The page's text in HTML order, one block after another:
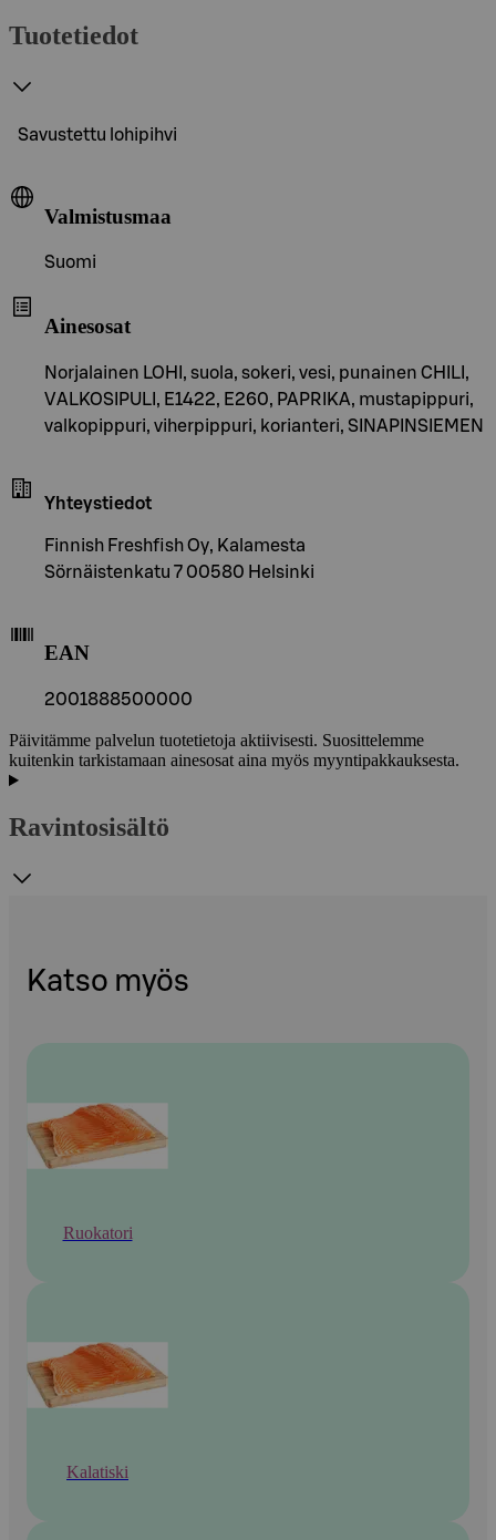
Tuotetiedot
Savustettu lohipihvi
Valmistusmaa
Suomi
Ainesosat
Norjalainen LOHI, suola, sokeri, vesi, punainen CHILI,
VALKOSIPULI, E1422, E260, PAPRIKA, mustapippuri,
valkopippuri, viherpippuri, korianteri, SINAPINSIEMEN
Yhteystiedot
Finnish Freshfish Oy, Kalamesta
Sörnäistenkatu 7 00580 Helsinki
EAN
2001888500000
Päivitämme palvelun tuotetietoja aktiivisesti. Suosittelemme
kuitenkin tarkistamaan ainesosat aina myös myyntipakkauksesta.
Ravintosisältö
Katso myös
Ruokatori
Kalatiski